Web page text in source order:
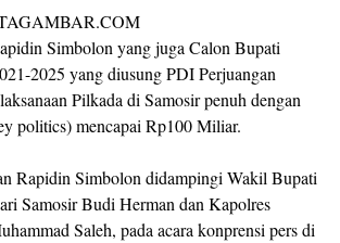
Simbolon yang juga Calon Bupati
2025 yang diusung PDI Perjuangan
Pilkada di Samosir penuh dengan
politics) mencapai Rp100 Miliar.
Rapidin Simbolon didampingi Wakil Bupati
Samosir Budi Herman dan Kapolres
Saleh, pada acara konprensi pers di